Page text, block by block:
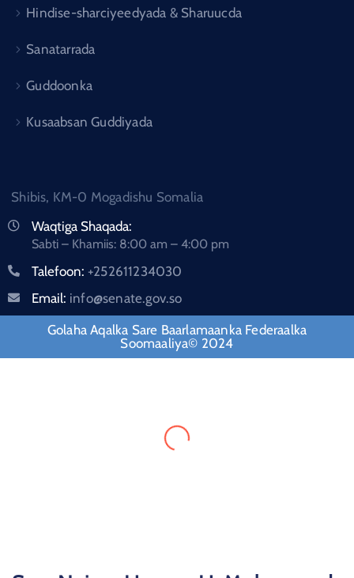
Hindise-sharciyeedyada & Sharuucda
Sanatarrada
Guddoonka
Kusaabsan Guddiyada
Shibis, KM-0 Mogadishu Somalia
Waqtiga Shaqada:
Sabti – Khamiis: 8:00 am – 4:00 pm
Talefoon: +252611234030
Email: info@senate.gov.so
Golaha Aqalka Sare Baarlamaanka Federaalka
Soomaaliya© 2024